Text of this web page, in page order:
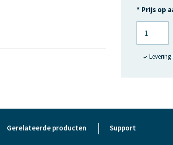
* Prijs op
Levering
Gerelateerde producten | Support